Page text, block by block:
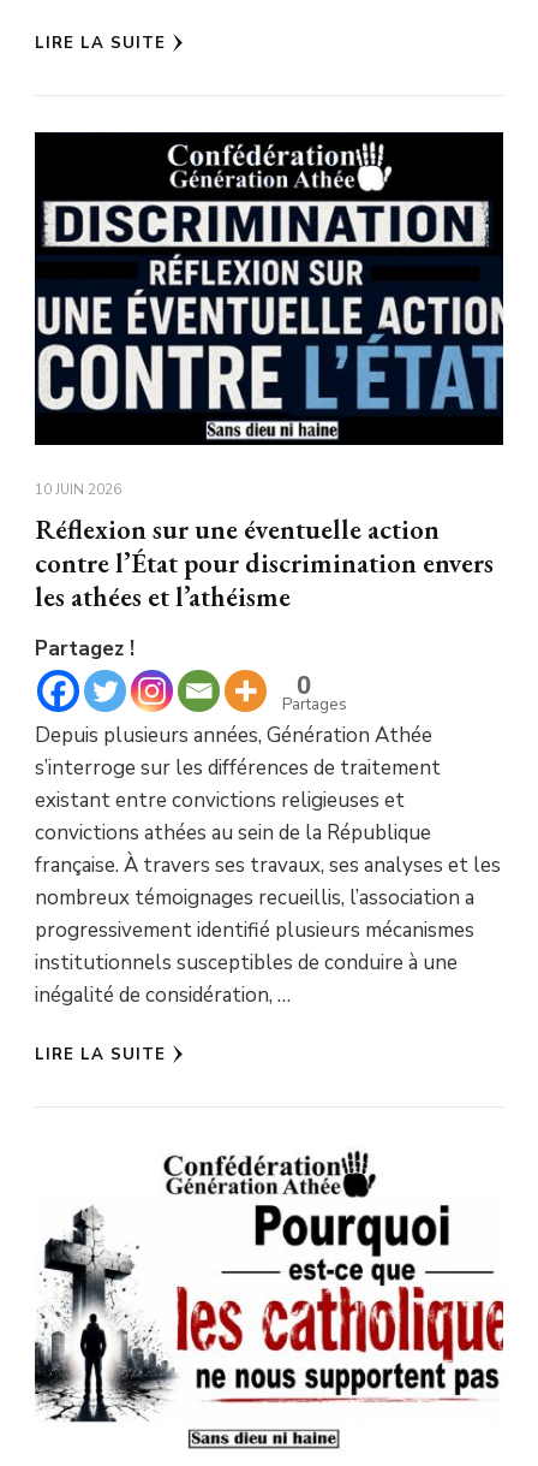
LIRE LA SUITE
10 JUIN 2026
Réflexion sur une éventuelle action
contre l’État pour discrimination envers
les athées et l’athéisme
Partagez !
0
Partages
Depuis plusieurs années, Génération Athée
s’interroge sur les différences de traitement
existant entre convictions religieuses et
convictions athées au sein de la République
française. À travers ses travaux, ses analyses et les
nombreux témoignages recueillis, l’association a
progressivement identifié plusieurs mécanismes
institutionnels susceptibles de conduire à une
inégalité de considération, …
LIRE LA SUITE